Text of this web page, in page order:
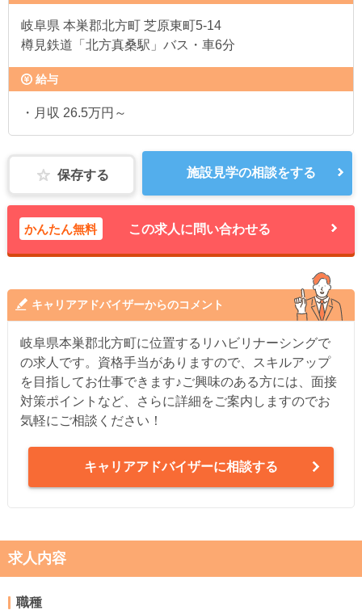
岐阜県 本巣郡北方町 芝原東町5‐14
樽見鉄道「北方真桑駅」バス・車6分
給与
・月収 26.5万円～
保存する 施設見学の相談をする
かんたん無料 この求人に問い合わせる
キャリアアドバイザーからのコメント
岐阜県本巣郡北方町に位置するリハビリナーシングで
の求人です。資格手当がありますので、スキルアップ
を目指してお仕事できます♪ご興味のある方には、面接
対策ポイントなど、さらに詳細をご案内しますのでお
気軽にご相談ください！
キャリアアドバイザーに相談する
求人内容
職種